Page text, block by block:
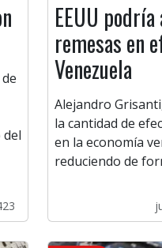
EEUU
remesas en
Venezuela
Alejandro
la cantidad de
en la economía
reduciendo de